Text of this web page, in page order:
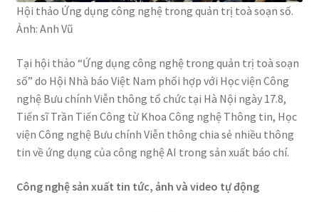
Hội thảo Ứng dụng công nghệ trong quản trị toà soạn số.
Ảnh: Anh Vũ
Tại hội thảo “Ứng dụng công nghệ trong quản trị toà soạn
số” do Hội Nhà báo Việt Nam phối hợp với Học viện Công
nghệ Bưu chính Viễn thông tổ chức tại Hà Nội ngày 17.8,
Tiến sĩ Trần Tiến Công từ Khoa Công nghệ Thông tin, Học
viện Công nghệ Bưu chính Viễn thông chia sẻ nhiều thông
tin về ứng dụng của công nghệ AI trong sản xuất báo chí.
Công nghệ sản xuất tin tức, ảnh và video tự động